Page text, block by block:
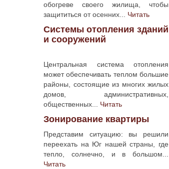
обогреве своего жилища, чтобы
защититься от осенних... Читать
Системы отопления зданий
и сооружений
Центральная система отопления
может обеспечивать теплом большие
районы, состоящие из многих жилых
домов, административных,
общественных... Читать
Зонирование квартиры
Представим ситуацию: вы решили
переехать на Юг нашей страны, где
тепло, солнечно, и в большом...
Читать